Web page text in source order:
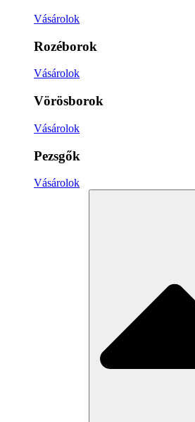
Vásárolok
Rozéborok
Vásárolok
Vörösborok
Vásárolok
Pezsgők
Vásárolok